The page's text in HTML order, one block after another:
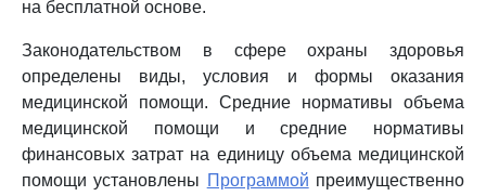
на бесплатной основе.
Законодательством в сфере охраны здоровья
определены виды, условия и формы оказания
медицинской помощи. Средние нормативы объема
медицинской помощи и средние нормативы
финансовых затрат на единицу объема медицинской
помощи установлены Программой преимущественно